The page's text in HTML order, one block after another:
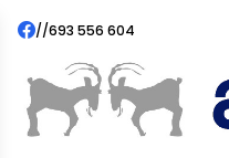
//693 556 604